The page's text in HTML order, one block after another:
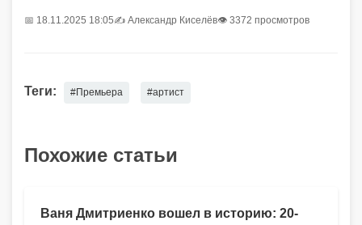
📅 18.11.2025 18:05✍️ Александр Киселёв👁 3372 просмотров
Теги: #Премьера #артист
Похожие статьи
Ваня Дмитриенко вошел в историю: 20-